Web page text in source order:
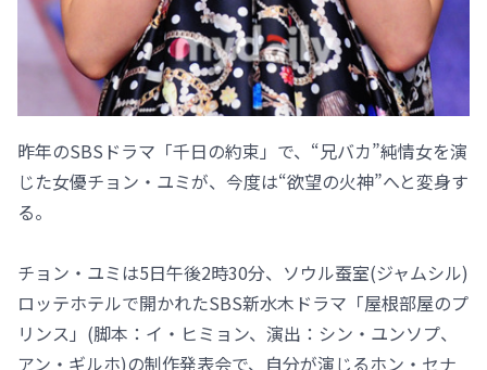
昨年のSBSドラマ「千日の約束」で、“兄バカ”純情女を演
じた女優チョン・ユミが、今度は“欲望の火神”へと変身す
る。
チョン・ユミは5日午後2時30分、ソウル蚕室(ジャムシル)
ロッテホテルで開かれたSBS新水木ドラマ「屋根部屋のプ
リンス」(脚本：イ・ヒミョン、演出：シン・ユンソプ、
アン・ギルホ)の制作発表会で、自分が演じるホン・セナ